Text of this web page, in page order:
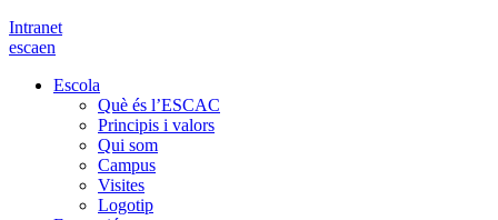
Intranet
escaen
Escola
Què és l’ESCAC
Principis i valors
Qui som
Campus
Visites
Logotip